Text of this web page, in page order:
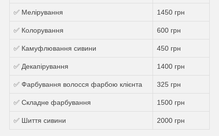
✅ Мелірування 1450 грн
✅ Колорування 600 грн
✅ Камуфлювання сивини 450 грн
✅ Декапірування 1400 грн
✅ Фарбування волосся фарбою клієнта 325 грн
✅ Складне фарбування 1500 грн
✅ Шиття сивини 2000 грн